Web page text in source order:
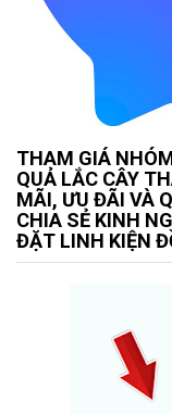
THAM GIÁ
QUẢ LẮC CÂY
MÃI, ƯU ĐÃI VÀ
CHIA SẺ KINH
ĐẶT LINH KIỆN